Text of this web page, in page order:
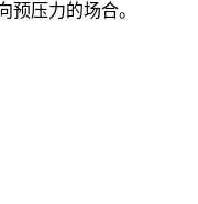
预压力的场合。